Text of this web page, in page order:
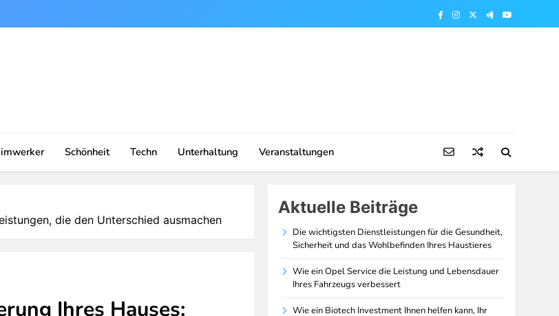
Schönheit Techn Unterhaltung Veranstaltungen
die den Unterschied ausmachen
Ihres Hauses:
Aktuelle Beiträge
Die wichtigsten Dienstleistungen für die Gesundheit,
Sicherheit und das Wohlbefinden Ihres Haustieres
Wie ein Opel Service die Leistung und Lebensdauer
Ihres Fahrzeugs verbessert
Wie ein Biotech Investment Ihnen helfen kann, Ihr